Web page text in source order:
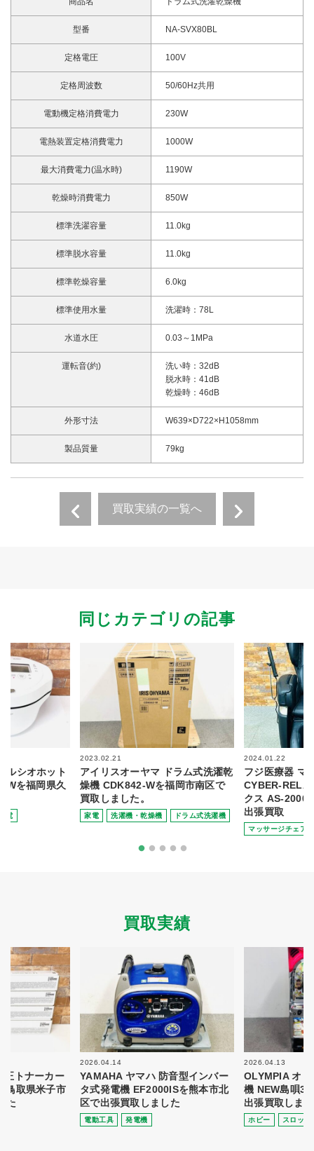
型番 NA-SVX80BL
定格電圧 100V
定格周波数 50/60Hz共用
電動機定格消費電力 230W
電熱装置定格消費電力 1000W
最大消費電力(温水時) 1190W
乾燥時消費電力 850W
標準洗濯容量 11.0kg
標準脱水容量 11.0kg
標準乾燥容量 6.0kg
標準使用水量 洗濯時：78L
水道水圧 0.03～1MPa
運転音(約)
洗い時：32dB
脱水時：41dB
乾燥時：46dB
外形寸法 W639×D722×H1058mm
製品質量 79kg
買取実績の一覧へ
同じカテゴリの記事
ルシオホット
Wを福岡県久
電
2023.02.21
アイリスオーヤマ ドラム式洗濯乾
燥機 CDK842-Wを福岡市南区で
買取しました。
家電 洗濯機・乾燥機 ドラム式洗濯機
2024.01.22
フジ医療器 マ
CYBER-
クス AS-2000
出張買取
マッサージチェア
買取実績
トナーカー
鳥取県米子市
た
2026.04.14
YAMAHA ヤマハ 防音型インバー
タ式発電機 EF2000ISを熊本市北
区で出張買取しました
電動⼯具 発電機
2026.04.13
OLYMPIA オ
機 NEW島唄
出張買取しま
ホビー スロット